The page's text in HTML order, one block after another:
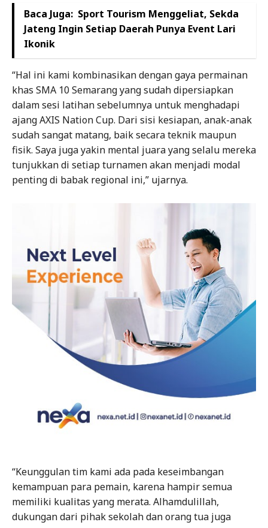
Baca Juga: Sport Tourism Menggeliat, Sekda
Jateng Ingin Setiap Daerah Punya Event Lari
Ikonik
“Hal ini kami kombinasikan dengan gaya permainan
khas SMA 10 Semarang yang sudah dipersiapkan
dalam sesi latihan sebelumnya untuk menghadapi
ajang AXIS Nation Cup. Dari sisi kesiapan, anak-anak
sudah sangat matang, baik secara teknik maupun
fisik. Saya juga yakin mental juara yang selalu mereka
tunjukkan di setiap turnamen akan menjadi modal
penting di babak regional ini,” ujarnya.
“Keunggulan tim kami ada pada keseimbangan
kemampuan para pemain, karena hampir semua
memiliki kualitas yang merata. Alhamdulillah,
dukungan dari pihak sekolah dan orang tua juga